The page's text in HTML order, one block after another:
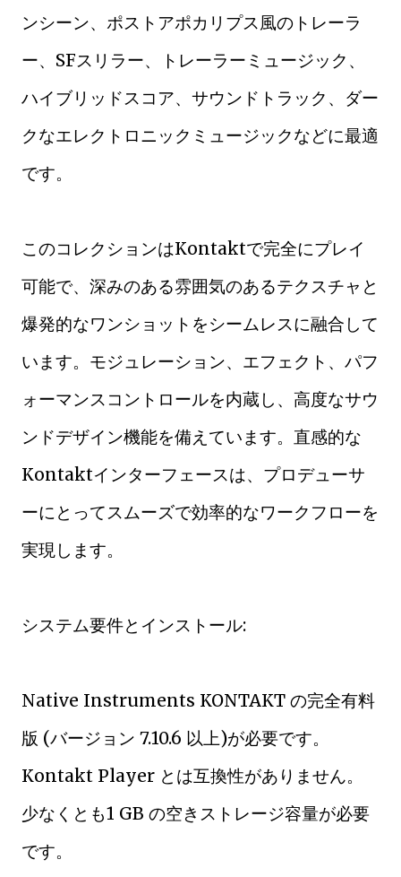
ンシーン、ポストアポカリプス風のトレーラ
ー、SFスリラー、トレーラーミュージック、
ハイブリッドスコア、サウンドトラック、ダー
クなエレクトロニックミュージックなどに最適
です。
このコレクションはKontaktで完全にプレイ
可能で、深みのある雰囲気のあるテクスチャと
爆発的なワンショットをシームレスに融合して
います。モジュレーション、エフェクト、パフ
ォーマンスコントロールを内蔵し、高度なサウ
ンドデザイン機能を備えています。直感的な
Kontaktインターフェースは、プロデューサ
ーにとってスムーズで効率的なワークフローを
実現します。
システム要件とインストール:
Native Instruments KONTAKT の完全有料
版 (バージョン 7.10.6 以上)が必要です。
Kontakt Player とは互換性がありません。
少なくとも1 GB の空きストレージ容量が必要
です。